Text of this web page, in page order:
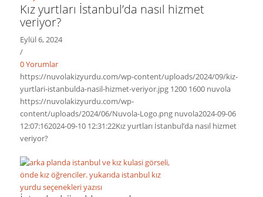
Kız yurtları İstanbul’da nasıl hizmet
veriyor?
Eylül 6, 2024
/
0 Yorumlar
https://nuvolakizyurdu.com/wp-content/uploads/2024/09/kiz-
yurtlari-istanbulda-nasil-hizmet-veriyor.jpg 1200 1600 nuvola
https://nuvolakizyurdu.com/wp-
content/uploads/2024/06/Nuvola-Logo.png nuvola2024-09-06
12:07:162024-09-10 12:31:22Kız yurtları İstanbul’da nasıl hizmet
veriyor?